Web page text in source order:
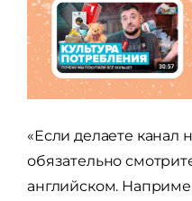
«Если делаете канал
обязательно
английском.